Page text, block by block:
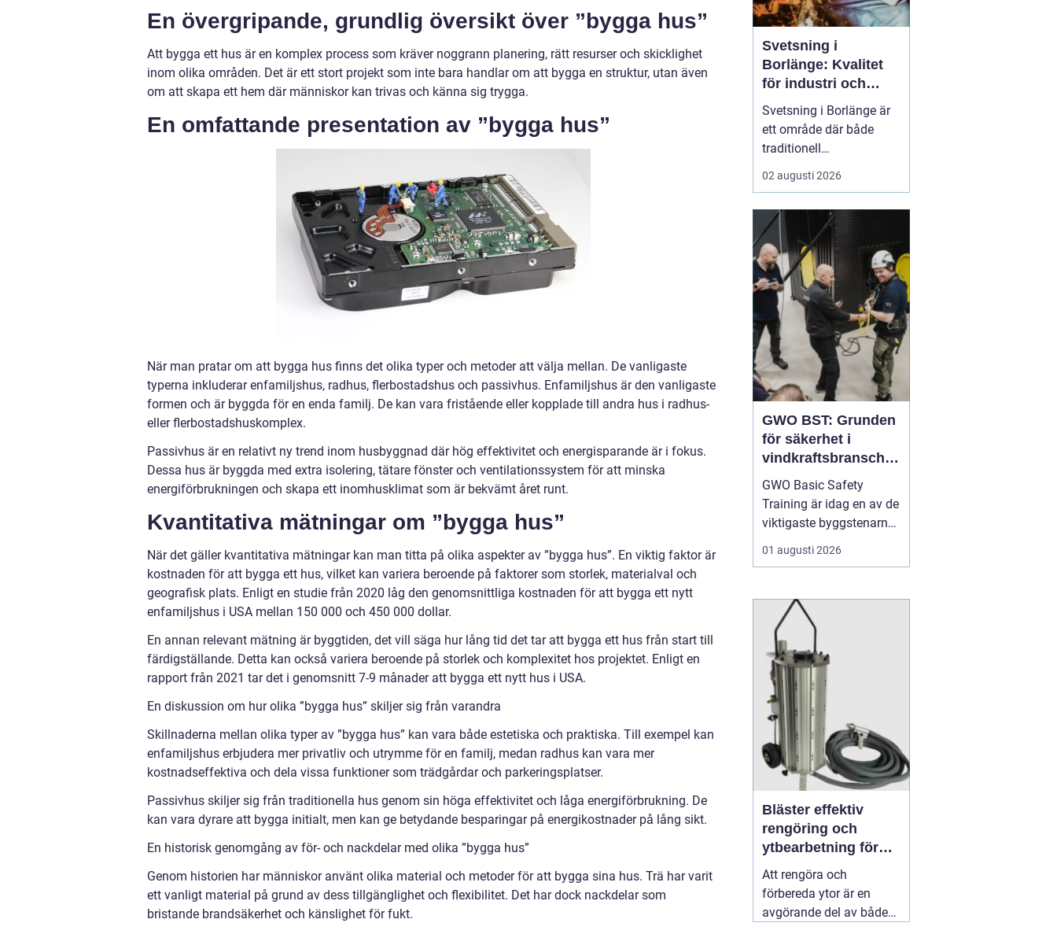
En övergripande, grundlig översikt över ”bygga hus”
Att bygga ett hus är en komplex process som kräver noggrann planering, rätt resurser och skicklighet
inom olika områden. Det är ett stort projekt som inte bara handlar om att bygga en struktur, utan även
om att skapa ett hem där människor kan trivas och känna sig trygga.
En omfattande presentation av ”bygga hus”
När man pratar om att bygga hus finns det olika typer och metoder att välja mellan. De vanligaste
typerna inkluderar enfamiljshus, radhus, flerbostadshus och passivhus. Enfamiljshus är den vanligaste
formen och är byggda för en enda familj. De kan vara fristående eller kopplade till andra hus i radhus-
eller flerbostadshuskomplex.
Passivhus är en relativt ny trend inom husbyggnad där hög effektivitet och energisparande är i fokus.
Dessa hus är byggda med extra isolering, tätare fönster och ventilationssystem för att minska
energiförbrukningen och skapa ett inomhusklimat som är bekvämt året runt.
Kvantitativa mätningar om ”bygga hus”
När det gäller kvantitativa mätningar kan man titta på olika aspekter av ”bygga hus”. En viktig faktor är
kostnaden för att bygga ett hus, vilket kan variera beroende på faktorer som storlek, materialval och
geografisk plats. Enligt en studie från 2020 låg den genomsnittliga kostnaden för att bygga ett nytt
enfamiljshus i USA mellan 150 000 och 450 000 dollar.
En annan relevant mätning är byggtiden, det vill säga hur lång tid det tar att bygga ett hus från start till
färdigställande. Detta kan också variera beroende på storlek och komplexitet hos projektet. Enligt en
rapport från 2021 tar det i genomsnitt 7-9 månader att bygga ett nytt hus i USA.
En diskussion om hur olika ”bygga hus” skiljer sig från varandra
Skillnaderna mellan olika typer av ”bygga hus” kan vara både estetiska och praktiska. Till exempel kan
enfamiljshus erbjudera mer privatliv och utrymme för en familj, medan radhus kan vara mer
kostnadseffektiva och dela vissa funktioner som trädgårdar och parkeringsplatser.
Passivhus skiljer sig från traditionella hus genom sin höga effektivitet och låga energiförbrukning. De
kan vara dyrare att bygga initialt, men kan ge betydande besparingar på energikostnader på lång sikt.
En historisk genomgång av för- och nackdelar med olika ”bygga hus”
Genom historien har människor använt olika material och metoder för att bygga sina hus. Trä har varit
ett vanligt material på grund av dess tillgänglighet och flexibilitet. Det har dock nackdelar som
bristande brandsäkerhet och känslighet för fukt.
Svetsning i
Borlänge: Kvalitet
för industri och
konstruktion
Svetsning i Borlänge är
ett område där både
traditionell
verkstadsindustri och
moderna
möts. I takt med att
kraven på hållbara
lösningar och hög
produktionssäkerhet ö...
02 augusti 2026
GWO BST: Grunden
för säkerhet i
vindkraftsbransche
n
GWO Basic Safety
Training är idag en av de
viktigaste byggstenarna
för alla som vill arbeta
professionellt inom
skapar en gemensam
säkerhetsnivå i en
bransch där jobbet ofta
sker långt frå...
01 augusti 2026
Bläster effektiv
rengöring och
ytbearbetning för
proffs och
hantverkare
Att rengöra och
förbereda ytor är en
avgörande del av både